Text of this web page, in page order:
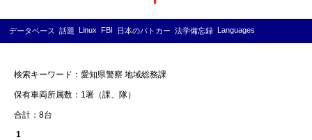
データベース 話題 Linux FBI 日本のパトカー 法学備忘録 Languages
検索キーワード：愛知県警察 地域総務課
保有車両所属数：1署（課、隊）
合計：8台
1